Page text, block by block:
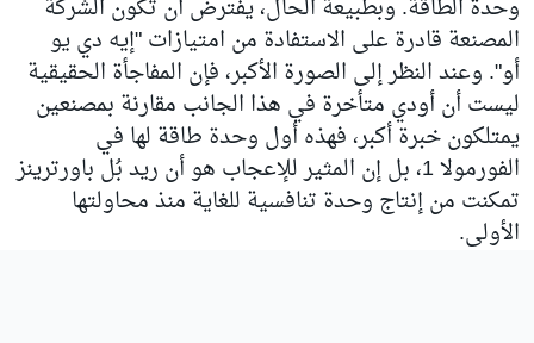
وحدة الطاقة. وبطبيعة الحال، يفترض أن تكون الشركة
المصنعة قادرة على الاستفادة من امتيازات "إيه دي يو
أو". وعند النظر إلى الصورة الأكبر، فإن المفاجأة الحقيقية
ليست أن أودي متأخرة في هذا الجانب مقارنة بمصنعين
يمتلكون خبرة أكبر، فهذه أول وحدة طاقة لها في
الفورمولا 1، بل إن المثير للإعجاب هو أن ريد بُل باورترينز
تمكنت من إنتاج وحدة تنافسية للغاية منذ محاولتها
الأولى.